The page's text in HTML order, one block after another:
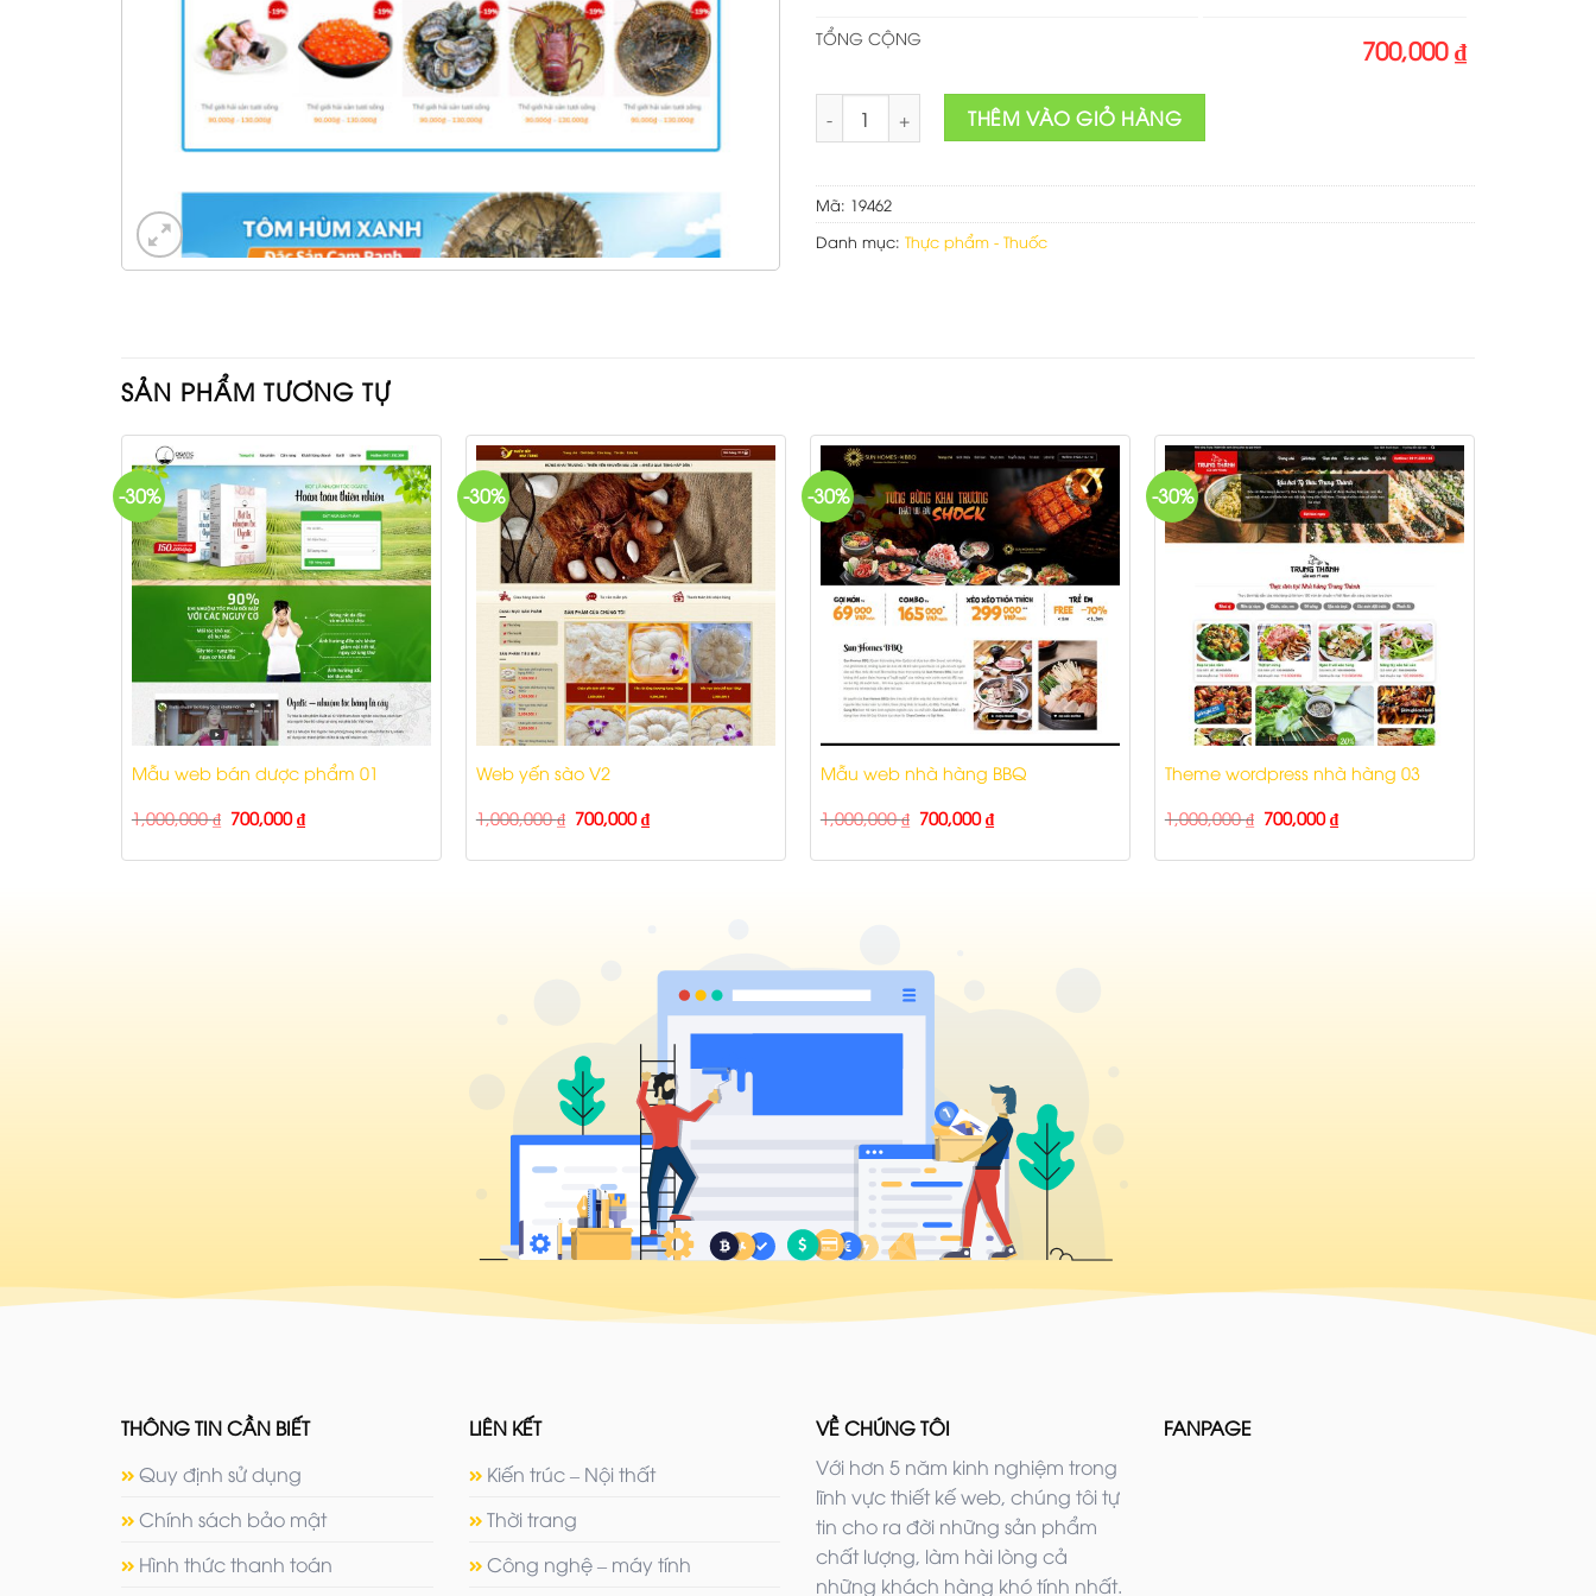
TỔNG CỘNG 700,000 ₫
Theme wordpress hải sản 2 số lượng
THÊM VÀO GIỎ HÀNG
Mã: 19462
Danh mục: Thực phẩm - Thuốc
SẢN PHẨM TƯƠNG TỰ
-30%
Mẫu web bán dược phẩm 01
1,000,000₫ 700,000₫
-30%
Web yến sào V2
1,000,000₫ 700,000₫
-30%
Mẫu web nhà hàng BBQ
1,000,000₫ 700,000₫
-30%
Theme wordpress nhà hàng 03
1,000,000₫ 700,000₫
THÔNG TIN CẦN BIẾT
Quy định sử dụng
Chính sách bảo mật
Hình thức thanh toán
LIÊN KẾT
Kiến trúc – Nội thất
Thời trang
Công nghệ – máy tính
VỀ CHÚNG TÔI
Với hơn 5 năm kinh nghiệm trong
lĩnh vực thiết kế web, chúng tôi tự
tin cho ra đời những sản phẩm
chất lượng, làm hài lòng cả
những khách hàng khó tính nhất.
FANPAGE